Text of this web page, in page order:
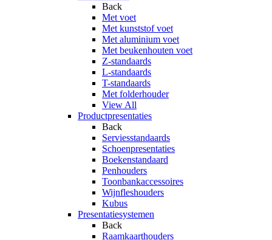
Back
Met voet
Met kunststof voet
Met aluminium voet
Met beukenhouten voet
Z-standaards
L-standaards
T-standaards
Met folderhouder
View All
Productpresentaties
Back
Serviesstandaards
Schoenpresentaties
Boekenstandaard
Penhouders
Toonbankaccessoires
Wijnfleshouders
Kubus
Presentatiesystemen
Back
Raamkaarthouders